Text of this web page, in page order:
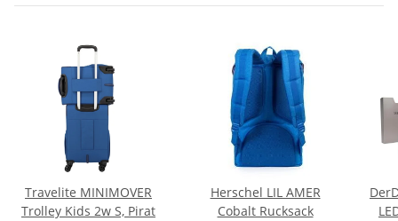
Travelite MINIMOVER
Trolley Kids 2w S, Pirat
Herschel LIL AMER
Cobalt Rucksack